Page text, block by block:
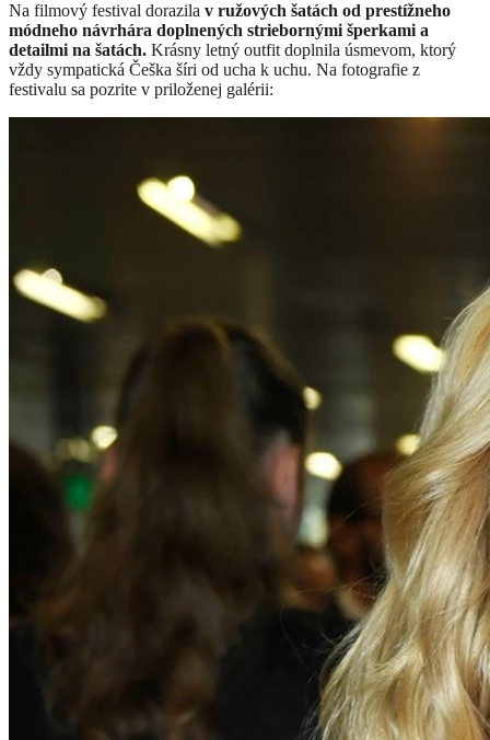
Na filmový festival dorazila v ružových šatách od prestížneho
módneho návrhára doplnených striebornými šperkami a
detailmi na šatách. Krásny letný outfit doplnila úsmevom, ktorý
vždy sympatická Češka šíri od ucha k uchu. Na fotografie z
festivalu sa pozrite v priloženej galérii: